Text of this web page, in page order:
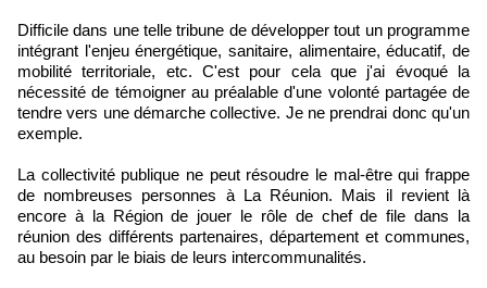
Difficile dans une telle tribune de développer tout un programme
intégrant l'enjeu énergétique, sanitaire, alimentaire, éducatif, de
mobilité territoriale, etc. C'est pour cela que j'ai évoqué la
nécessité de témoigner au préalable d'une volonté partagée de
tendre vers une démarche collective. Je ne prendrai donc qu'un
exemple.
La collectivité publique ne peut résoudre le mal-être qui frappe
de nombreuses personnes à La Réunion. Mais il revient là
encore à la Région de jouer le rôle de chef de file dans la
réunion des différents partenaires, département et communes,
au besoin par le biais de leurs intercommunalités.